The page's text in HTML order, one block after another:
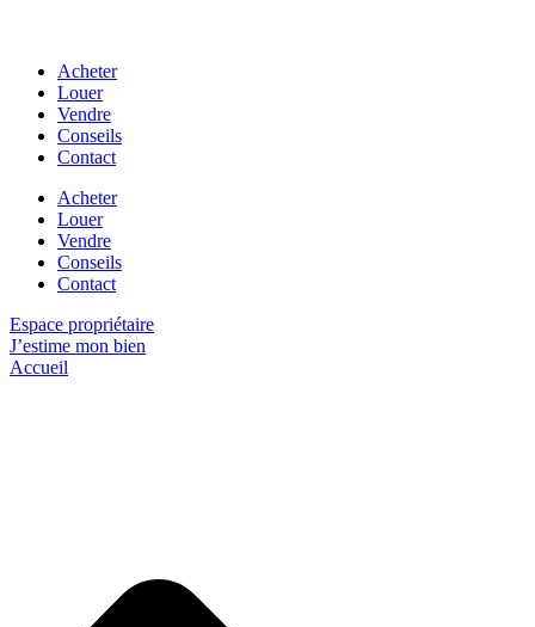
Acheter
Louer
Vendre
Conseils
Contact
Acheter
Louer
Vendre
Conseils
Contact
Espace propriétaire
J’estime mon bien
Accueil